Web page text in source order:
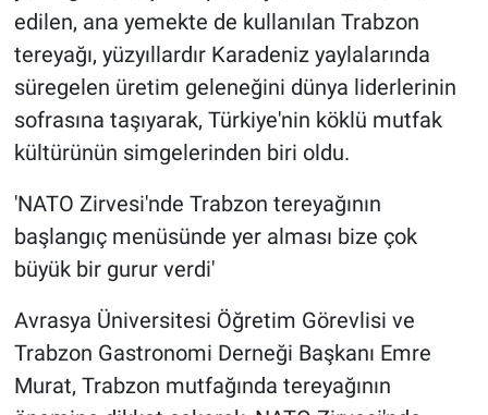
edilen, ana yemekte de kullanılan Trabzon
tereyağı, yüzyıllardır Karadeniz yaylalarında
süregelen üretim geleneğini dünya liderlerinin
sofrasına taşıyarak, Türkiye'nin köklü mutfak
kültürünün simgelerinden biri oldu.
'NATO Zirvesi'nde Trabzon tereyağının
başlangıç menüsünde yer alması bize çok
büyük bir gurur verdi'
Avrasya Üniversitesi Öğretim Görevlisi ve
Trabzon Gastronomi Derneği Başkanı Emre
Murat, Trabzon mutfağında tereyağının